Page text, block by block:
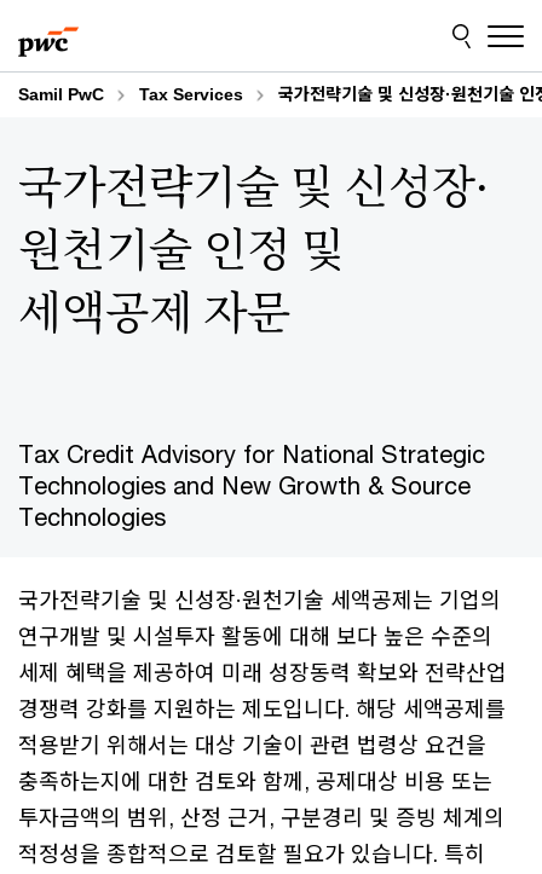
to
content
to
footer
Samil PwC Tax Services 국가전략기술 및 신성장·원천기술
국가전략기술 및 신성장·
원천기술 인정 및
세액공제 자문
Tax Credit Advisory for National Strategic
Technologies and New Growth & Source
Technologies
국가전략기술 및 신성장·원천기술 세액공제는 기업의
연구개발 및 시설투자 활동에 대해 보다 높은 수준의
세제 혜택을 제공하여 미래 성장동력 확보와 전략산업
경쟁력 강화를 지원하는 제도입니다. 해당 세액공제를
적용받기 위해서는 대상 기술이 관련 법령상 요건을
충족하는지에 대한 검토와 함께, 공제대상 비용 또는
투자금액의 범위, 산정 근거, 구분경리 및 증빙 체계의
적정성을 종합적으로 검토할 필요가 있습니다. 특히